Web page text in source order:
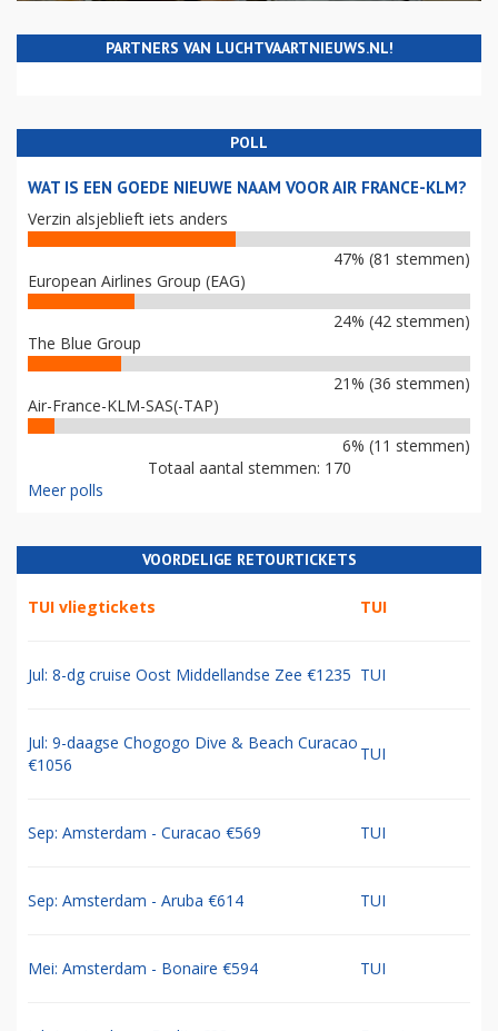
PARTNERS VAN LUCHTVAARTNIEUWS.NL!
POLL
WAT IS EEN GOEDE NIEUWE NAAM VOOR AIR FRANCE-KLM?
Verzin alsjeblieft iets anders
47% (81 stemmen)
European Airlines Group (EAG)
24% (42 stemmen)
The Blue Group
21% (36 stemmen)
Air-France-KLM-SAS(-TAP)
6% (11 stemmen)
Totaal aantal stemmen: 170
Meer polls
VOORDELIGE RETOURTICKETS
TUI vliegtickets TUI
Jul: 8-dg cruise Oost Middellandse Zee €1235 TUI
Jul: 9-daagse Chogogo Dive & Beach Curacao
€1056
TUI
Sep: Amsterdam - Curacao €569 TUI
Sep: Amsterdam - Aruba €614 TUI
Mei: Amsterdam - Bonaire €594 TUI